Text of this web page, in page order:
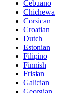
Cebuano
Chichewa
Corsican
Croatian
Dutch
Estonian
Filipino
Finnish
Frisian
Galician